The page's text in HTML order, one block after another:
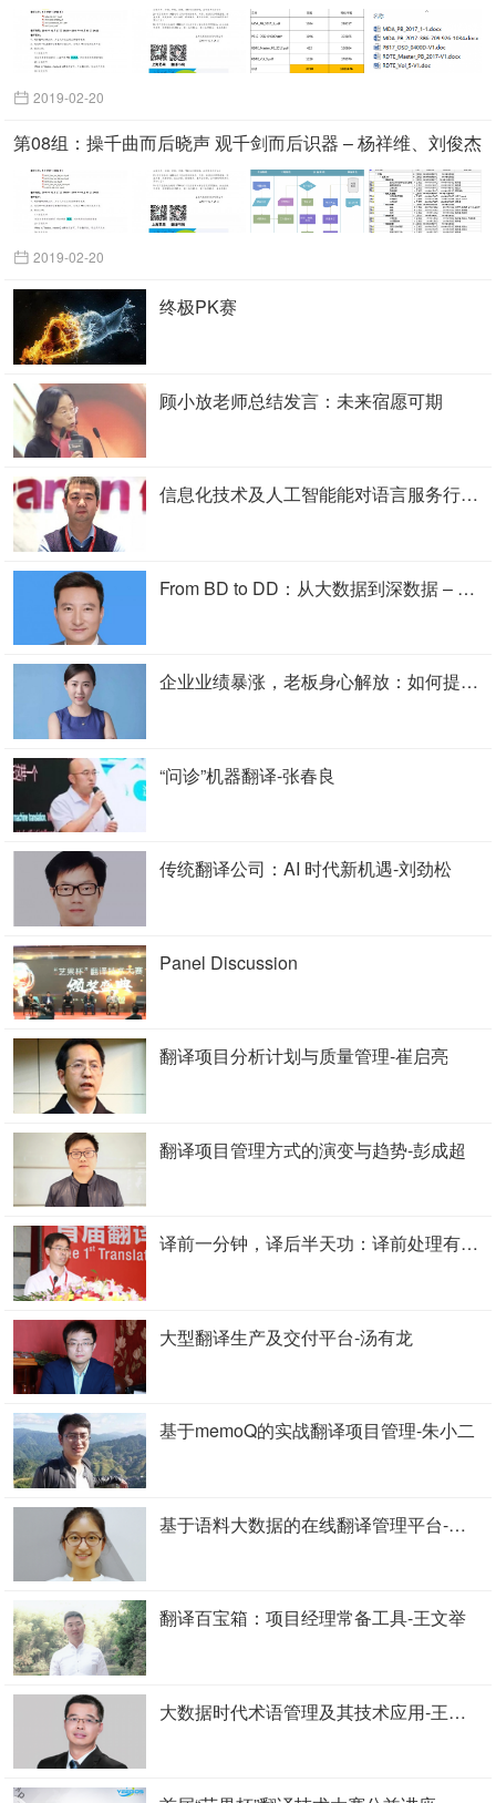
2019-02-20
第08组：操千曲而后晓声 观千剑而后识器 – 杨祥维、刘俊杰
2019-02-20
终极PK赛
顾小放老师总结发言：未来宿愿可期
信息化技术及人工智能能对语言服务行业的影响-李敏
From BD to DD：从大数据到深数据 – 张晓炜
企业业绩暴涨，老板身心解放：如何提高企业老总营销力-雅静
“问诊”机器翻译-张春良
传统翻译公司：AI 时代新机遇-刘劲松
Panel Discussion
翻译项目分析计划与质量管理-崔启亮
翻译项目管理方式的演变与趋势-彭成超
译前一分钟，译后半天功：译前处理有多重要？- 田惠才
大型翻译生产及交付平台-汤有龙
基于memoQ的实战翻译项目管理-朱小二
基于语料大数据的在线翻译管理平台-周冰靓
翻译百宝箱：项目经理常备工具-王文举
大数据时代术语管理及其技术应用-王华树